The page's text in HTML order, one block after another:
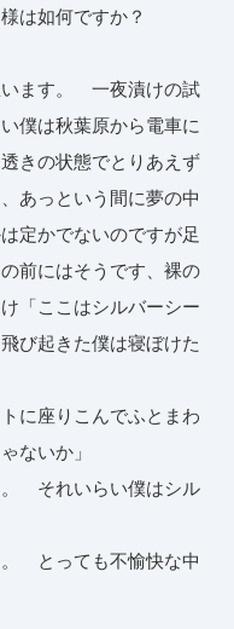
は如何ですか？
います。 一夜漬けの試
僕は秋葉原から電車に
きの状態でとりあえず
あっという間に夢の中
定かでないのですが足
前にはそうです、裸の
「ここはシルバーシー
び起きた僕は寝ぼけた
に座りこんでふとまわ
ないか」
。 それいらい僕はシル
とっても不愉快な中